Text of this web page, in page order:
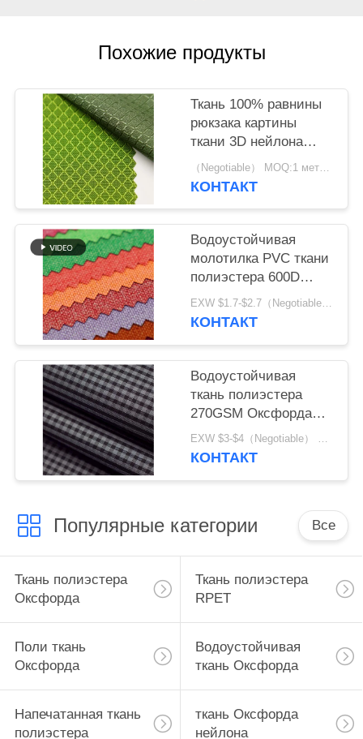
Похожие продукты
Ткань 100% равнины
рюкзака картины
ткани 3D нейлона
ромбовидным
сплетенная нейлоном
（Negotiable） MOQ:1 метр для запаса; 1200 метров для изготовления на заказ
КОНТАКТ
Водоустойчивая
молотилка PVC ткани
полиэстера 600D
100% прочная
Arenaceous
EXW $1.7-$2.7（Negotiable） MOQ:1 метр для запаса; 1200 метров для изготовления на заказ
КОНТАКТ
Водоустойчивая
ткань полиэстера
270GSM Оксфорда
для оборудования
рыбной ловли
EXW $3-$4（Negotiable） MOQ:1 метр для запаса; 1200 метров для изготовления на заказ
КОНТАКТ
Популярные категории Все
Ткань полиэстера
Оксфорда
Ткань полиэстера
RPET
Поли ткань
Оксфорда
Водоустойчивая
ткань Оксфорда
Напечатанная ткань
полиэстера
ткань Оксфорда
нейлона